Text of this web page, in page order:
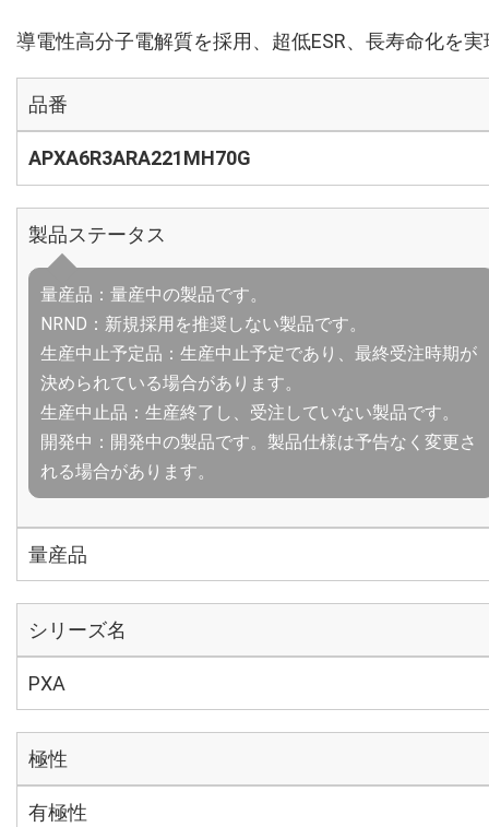
導電性高分子電解質を採用、超低ESR、長寿命化を実
品番
APXA6R3ARA221MH70G
製品ステータス
量産品：量産中の製品です。
NRND：新規採用を推奨しない製品です。
生産中止予定品：生産中止予定であり、最終受注時期が
決められている場合があります。
生産中止品：生産終了し、受注していない製品です。
開発中：開発中の製品です。製品仕様は予告なく変更さ
れる場合があります。
量産品
シリーズ名
PXA
極性
有極性